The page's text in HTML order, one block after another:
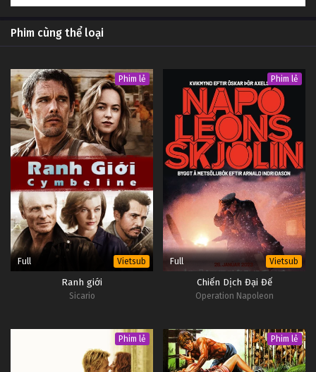
Phim cùng thể loại
Phim lẻ
Full Vietsub
Ranh giới
Sicario
Phim lẻ
Full Vietsub
Chiến Dịch Đại Đế
Operation Napoleon
Phim lẻ Phim lẻ